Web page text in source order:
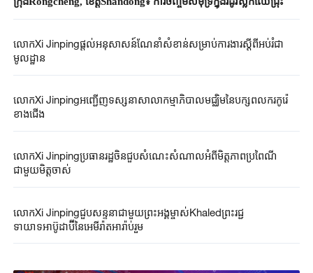
លោកXi Jinpingផ្តល់អនុសាសន៍ណែនាំសំខាន់សម្រាប់ការងារស្តីពីអប់រំជា
មូលដ្ឋាន
លោកXi Jinpingអញ្ជើញទស្សនាសាលាកម្មាភិបាលមជ្ឈិមនៃបក្សពលករកូរ៉េ
ខាងជើង
លោកXi Jinpingប្រធានរដ្ឋចិនជួបសំណេះសំណាលអំពីមិត្តភាពប្រពៃណី
ជាមួយមិត្តចាស់
លោកXi Jinpingជួបសន្ទនាជាមួយព្រះអង្គម្ចាស់Khaledព្រះរជ្ជ
ទាយាទអាប៊ូដាប៊ីនៃអេមីរ៉ាតអារ៉ាប់រួម